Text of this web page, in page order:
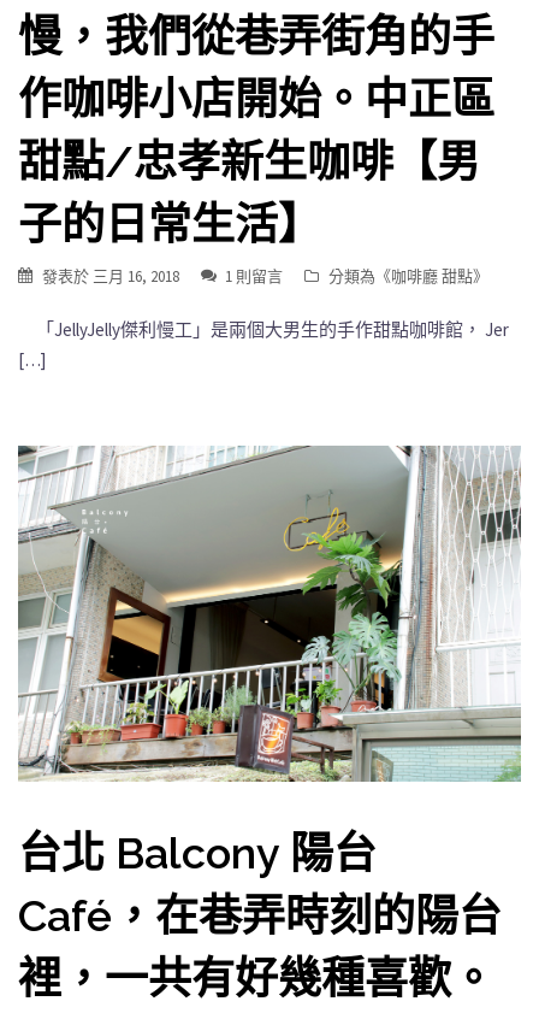
慢，我們從巷弄街角的手
作咖啡小店開始。中正區
甜點/忠孝新生咖啡【男
子的日常生活】
發表於 三月 16, 2018 1 則留言 分類為《咖啡廳 甜點》
「JellyJelly傑利慢工」是兩個大男生的手作甜點咖啡館， Jer
[…]
台北 Balcony 陽台
Café，在巷弄時刻的陽台
裡，一共有好幾種喜歡。